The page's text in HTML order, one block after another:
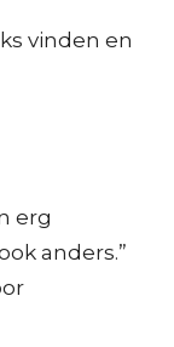
vinden en
erg
anders.”